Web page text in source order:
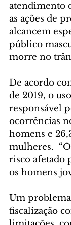
atendimento
as ações de
alcancem
público
morre no
De acordo
de 2019, o
responsável
ocorrências
homens e
mulheres.
risco afetado
os homens
Um
fiscalização